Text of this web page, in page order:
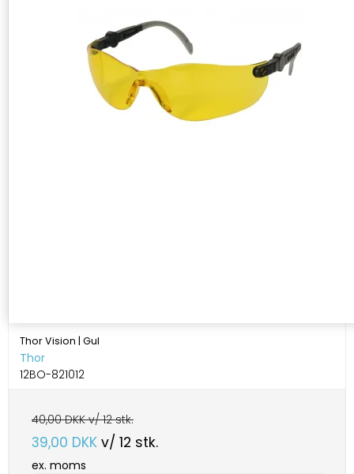
Thor Vision | Gul
Thor
12BO-821012
40,00 DKK v/ 12 stk.
39,00 DKK v/ 12 stk.
ex. moms